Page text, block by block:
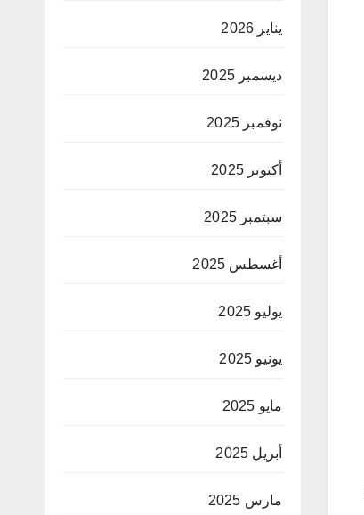
يناير 2026
ديسمبر 2025
نوفمبر 2025
أكتوبر 2025
سبتمبر 2025
أغسطس 2025
يوليو 2025
يونيو 2025
مايو 2025
أبريل 2025
مارس 2025